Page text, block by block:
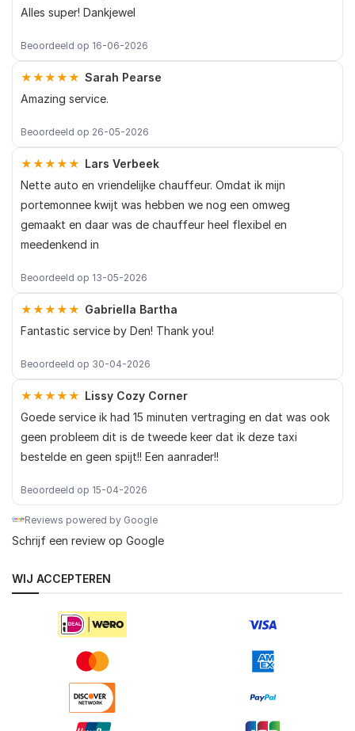
Alles super! Dankjewel
Beoordeeld op 16-06-2026
★★★★★ Sarah Pearse
Amazing service.
Beoordeeld op 26-05-2026
★★★★★ Lars Verbeek
Nette auto en vriendelijke chauffeur. Omdat ik mijn
portemonnee kwijt was hebben we nog een omweg
gemaakt en daar was de chauffeur heel flexibel en
meedenkend in
Beoordeeld op 13-05-2026
★★★★★ Gabriella Bartha
Fantastic service by Den! Thank you!
Beoordeeld op 30-04-2026
★★★★★ Lissy Cozy Corner
Goede service ik had 15 minuten vertraging en dat was ook
geen probleem dit is de tweede keer dat ik deze taxi
bestelde en geen spijt!! Een aanrader!!
Beoordeeld op 15-04-2026
Reviews powered by Google
Schrijf een review op Google
WIJ ACCEPTEREN